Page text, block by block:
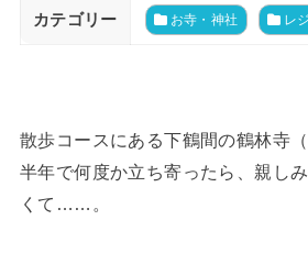
カテゴリー お寺・神社 レ
散歩コースにある下鶴間の鶴林寺
半年で何度か立ち寄ったら、親し
くて……。